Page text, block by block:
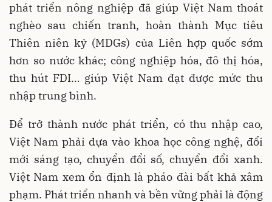
phát triển nông nghiệp đã giúp Việt Nam thoát
nghèo sau chiến tranh, hoàn thành Mục tiêu
Thiên niên kỷ (MDGs) của Liên hợp quốc sớm
hơn so nước khác; công nghiệp hóa, đô thị hóa,
thu hút FDI… giúp Việt Nam đạt được mức thu
nhập trung bình.
Để trở thành nước phát triển, có thu nhập cao,
Việt Nam phải dựa vào khoa học công nghệ, đổi
mới sáng tạo, chuyển đổi số, chuyển đổi xanh.
Việt Nam xem ổn định là pháo đài bất khả xâm
phạm. Phát triển nhanh và bền vững phải là động